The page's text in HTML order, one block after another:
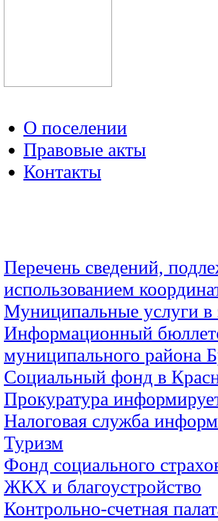
О поселении
Правовые акты
Контакты
Перечень сведений,
использованием
Муниципальные услуги в
Информационный
муниципального района
Социальный фонд в
Прокуратура
Налоговая служба
Туризм
Фонд социального
ЖКХ и благоустройство
Контрольно-счетная